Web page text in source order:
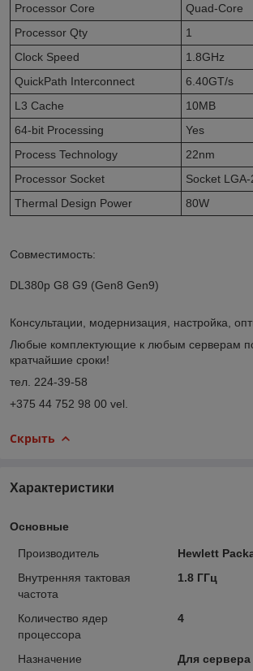
Processor Core
Quad-Core
Processor Qty
1
Clock Speed
1.8GHz
QuickPath Interconnect
6.40GT/s
L3 Cache
10MB
64-bit Processing
Yes
Process Technology
22nm
Processor Socket
Socket LGA-
Thermal Design Power
80W
Совместимость:
DL380p G8 G9 (Gen8 Gen9)
Консультации, модернизация, настройка,
Любые комплектующие к любым серверам
кратчайшие сроки!
тел. 224-39-58
+375 44 752 98 00 vel.
Скрыть
Характеристики
Основные
Производитель
Hewlett
Внутренняя тактовая
частота
1.8 ГГц
Количество ядер
процессора
4
Назначение Для сервера